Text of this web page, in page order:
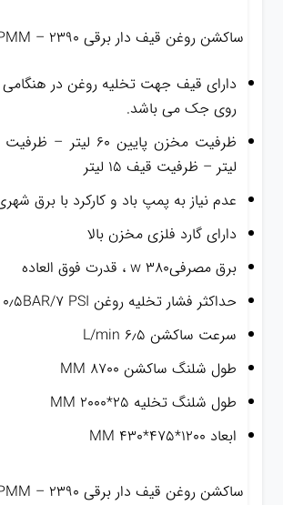
ساکشن روغن قیف دار برقی HPMM – 2390
دارای قیف جهت تخلیه روغن در هنگامی
روی جک می باشد.
لیتر – ظرفیت قیف ۱۵ لیتر
عدم نیاز به پمپ باد و کارکرد با برق
دارای گارد فلزی مخزن بالا
برق مصرفیw 380 ، قدرت فوق العاده
حداکثر فشار تخلیه روغن ۰٫۵BAR/7 PSI
سرعت ساکشن ۶٫۵ L/min
طول شلنگ ساکشن ۸۷۰۰ MM
طول شلنگ تخلیه ۲۵*۲۰۰۰ MM
ابعاد ۱۲۰۰*۴۷۵*۴۳۰ MM
ساکشن روغن قیف دار برقی HPMM – 2390